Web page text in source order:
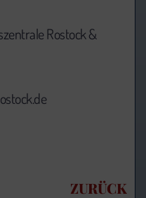
Rostock &
ZURÜCK